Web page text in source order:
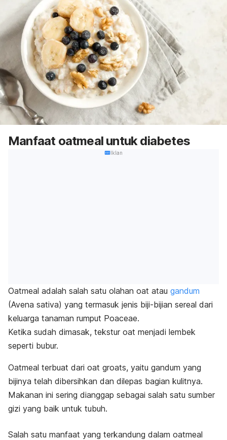
Manfaat oatmeal untuk diabetes
Iklan
Oatmeal adalah salah satu olahan oat atau gandum
(Avena sativa) yang termasuk jenis biji-bijian sereal dari
keluarga tanaman rumput Poaceae.
Ketika sudah dimasak, tekstur oat menjadi lembek
seperti bubur.
Oatmeal terbuat dari oat groats, yaitu gandum yang
bijinya telah dibersihkan dan dilepas bagian kulitnya.
Makanan ini sering dianggap sebagai salah satu sumber
gizi yang baik untuk tubuh.
Salah satu manfaat yang terkandung dalam oatmeal